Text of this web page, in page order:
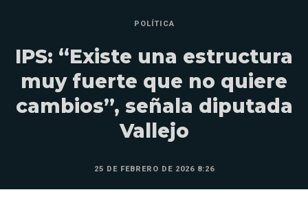
POLÍTICA
IPS: “Existe una estructura
muy fuerte que no quiere
cambios”, señala diputada
Vallejo
25 DE FEBRERO DE 2026 8:26